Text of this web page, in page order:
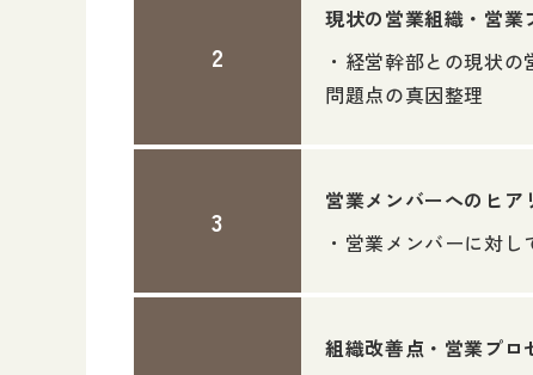
現状の営業組織・営業
・経営幹部との現状
問題点の真因整理
営業メンバーへのヒア
・営業メンバーに対
組織改善点・営業プロ